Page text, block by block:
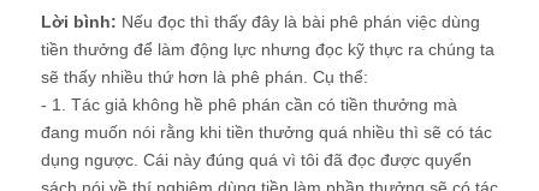
Lời bình: Nếu đọc thì thấy đây là bài phê phán việc dùng
tiền thưởng để làm động lực nhưng đọc kỹ thực ra chúng ta
sẽ thấy nhiều thứ hơn là phê phán. Cụ thể:
- 1. Tác giả không hề phê phán cần có tiền thưởng mà
đang muốn nói rằng khi tiền thưởng quá nhiều thì sẽ có tác
dụng ngược. Cái này đúng quá vì tôi đã đọc được quyển
sách nói về thí nghiệm dùng tiền làm phần thưởng sẽ có tác